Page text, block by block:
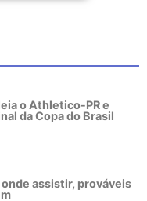
o Athletico-PR e
da Copa do Brasil
assistir, prováveis